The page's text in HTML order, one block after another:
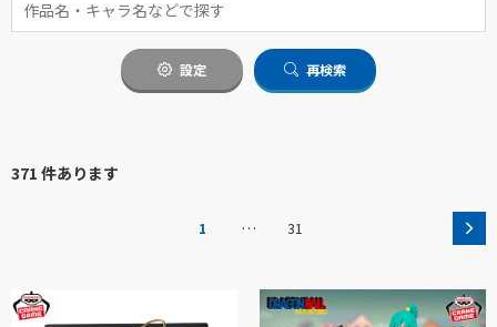
設定 再検索
371 件あります
1 … 31